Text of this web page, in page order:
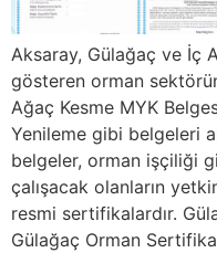
Aksaray, Gülağaç ve İç
gösteren orman
Ağaç Kesme MYK
Yenileme gibi belgeleri
belgeler, orman işçiliği
çalışacak olanların
resmi sertifikalardır.
Gülağaç Orman